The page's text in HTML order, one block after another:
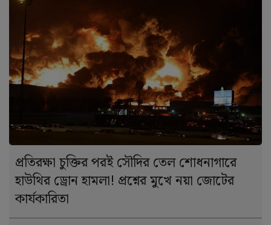
প্রতিরক্ষা চুক্তির পরই সৌদির তেল শোধনাগারে
হাউথির ড্রোন হামলা! প্রশ্নের মুখে নয়া জোটের
কার্যকারিতা